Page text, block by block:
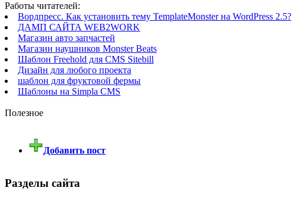
Работы читателей:
Вордпресс. Как установить тему TemplateMonster на WordPress 2.5?
ДАМП САЙТА WEB2WORK
Магазин авто запчастей
Магазин наушников Monster Beats
Шаблон Freehold для CMS Sitebill
Дизайн для любого проекта
шаблон для фруктовой фермы
Шаблоны на Simpla CMS
Полезное
Добавить пост
Разделы сайта